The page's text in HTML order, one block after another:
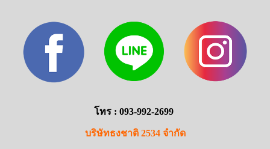
โทร : 093-992-2699
บริษัทธงชาติ 2534 จำกัด